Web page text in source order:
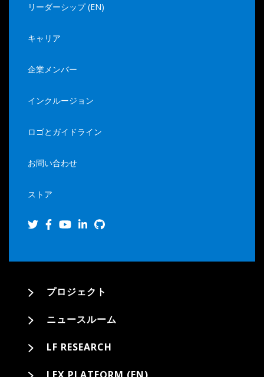
リーダーシップ (EN)
キャリア
企業メンバー
インクルージョン
ロゴとガイドライン
お問い合わせ
ストア
プロジェクト
ニュースルーム
LF RESEARCH